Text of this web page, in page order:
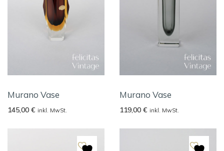
Murano Vase
145,00 € inkl. MwSt.
Murano Vase
119,00 € inkl. MwSt.